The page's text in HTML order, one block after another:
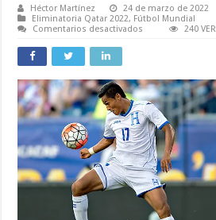
Héctor Martínez
24 de marzo de 2022
Eliminatoria Qatar 2022, Fútbol Mundial
Comentarios desactivados
buscarán
ganarse
un
Lugar
por
El
Repechaje
de
cara
al
Mundial
de
Qatar
2,022
240 VER